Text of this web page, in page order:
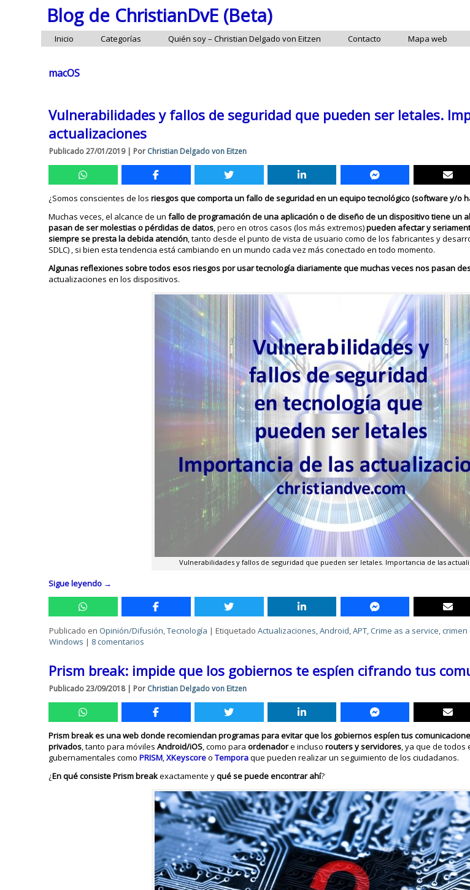
Blog de ChristianDvE (Beta)
Inicio Categorías Quién soy – Christian Delgado von Eitzen Contacto Mapa web
macOS
Vulnerabilidades y fallos de seguridad que pueden ser letales.
actualizaciones
Publicado27/01/2019| Por Christian Delgado von Eitzen
¿Somos conscientes de losriesgos que comporta un fallo de seguridad en un equipo tecnológico (software y/o
Muchas veces, el alcance de unfallo de programación de una aplicación o de diseño de un dispositivo tiene un
pasan de ser molestias o pérdidas de datos, pero en otros casos (los más extremos)pueden afectar y
siempre se presta la debida atención, tanto desde el punto de vista de usuario como de los fabricantes y
SDLC) , si bien esta tendencia está cambiando en un mundo cada vez más conectado en todo momento.
Algunas reflexiones sobre todos esos riesgos por usar tecnología diariamente que muchas veces nos pasan
actualizaciones en los dispositivos.
Vulnerabilidades y fallos de seguridad que pueden ser letales. Importancia de las
Sigue leyendo →
Publicado en Opinión/Difusión,Tecnología |Etiquetado Actualizaciones,Android,APT,Crime as a service,crimen
Windows | 8 comentarios
Prism break: impide que los gobiernos te espíen cifrando tus
Publicado23/09/2018| Por Christian Delgado von Eitzen
Prism break es una web donde recomiendan programas para evitar que los gobiernos espíen tus
privados, tanto para móvilesAndroid/iOS, como paraordenadore inclusorouters y servidores, ya que de todos
gubernamentales comoPRISM,XKeyscoreoTemporaque pueden realizar un seguimiento de los ciudadanos.
¿En qué consiste Prism breakexactamente yqué se puede encontrar ahí?